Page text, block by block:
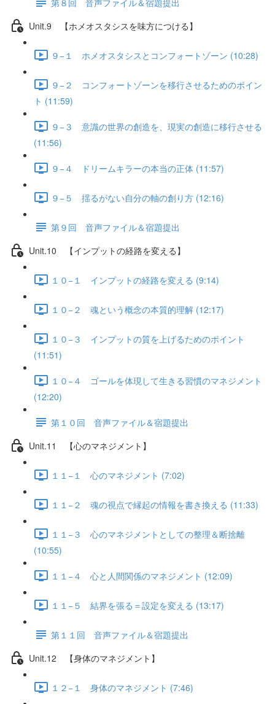
Unit.9 【ホメオスタシスを味方につける】
９−１ ホメオスタシスとコンフォートゾーン (10:28)
９−２ コンフォートゾーンを移行させるためのポイン
ト (11:59)
９−３ 意識の世界の創造を、現実の創造に移行させる
(11:56)
９−４ ドリームキラーの本当の正体 (11:57)
９−５ 揺るがない自分の軸の創り方 (12:16)
第９回 音声ファイル＆宿題提出
Unit.10 【インプットの経路を変える】
１０−１ インプットの経路を変える (9:14)
１０−２ 魂という概念の本質的理解 (12:17)
１０−３ インプットの質を上げるためのポイント
(11:51)
１０−４ ゴールを体現して生きる習慣のマネジメント
(12:20)
第１０回 音声ファイル＆宿題提出
Unit.11 【心のマネジメント】
１１−１ 心のマネジメント (7:02)
１１−２ 魂の視点で縁起の情報を書き換える (11:33)
１１−３ 心のマネジメントとしての整理＆断捨離
(10:55)
１１−４ 心と人間関係のマネジメント (12:09)
１１−５ 結界を張る＝設定を変える (13:17)
第１１回 音声ファイル＆宿題提出
Unit.12 【身体のマネジメント】
１２−１ 身体のマネジメント (7:46)